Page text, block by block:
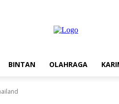
BINTAN OLAHRAGA